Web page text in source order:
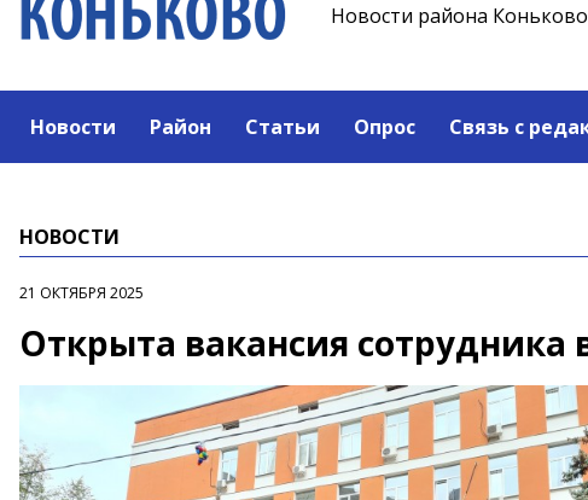
Новости района Коньково
Новости Район Статьи Опрос Связь с
НОВОСТИ
21 ОКТЯБРЯ 2025
Открыта вакансия